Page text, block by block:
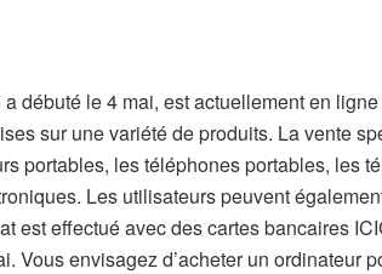
débuté le 4 mai, est actuellement en
sur une variété de produits. La vente
portables, les téléphones portables, les
Les utilisateurs peuvent
est effectué avec des cartes bancaires
Vous envisagez d’acheter un ordinateur